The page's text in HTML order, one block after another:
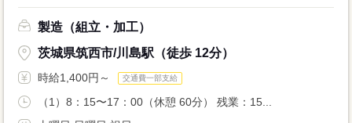
製造（組立・加工）
茨城県筑西市/川島駅（徒歩 12分）
時給1,400円～ 交通費一部支給
（1）8：15〜17：00（休憩 60分） 残業：15...